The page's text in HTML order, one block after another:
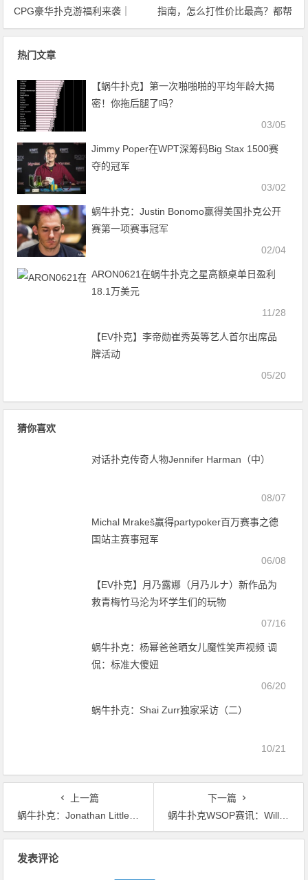
CPG豪华扑克游福利来袭｜
WSOP金手链免费赛天天开打！
指南，怎么打性价比最高？都帮
你整理好了！
热门文章
【蜗牛扑克】第一次啪啪啪的平均年龄大揭
密！你拖后腿了吗？
03/05
Jimmy Poper在WPT深筹码Big Stax 1500赛
夺的冠军
03/02
蜗牛扑克：Justin Bonomo赢得美国扑克公开
赛第一项赛事冠军
02/04
ARON0621在蜗牛扑克之星高额桌单日盈利
18.1万美元
11/28
【EV扑克】李帝勋崔秀英等艺人首尔出席品
牌活动
05/20
猜你喜欢
对话扑克传奇人物Jennifer Harman（中）
08/07
Michal Mrakeš赢得partypoker百万赛事之德
国站主赛事冠军
06/08
【EV扑克】月乃露娜（月乃ルナ）新作品为
救青梅竹马沦为坏学生们的玩物
07/16
蜗牛扑克：杨幂爸爸晒女儿魔性笑声视频 调
侃：标准大傻妞
06/20
蜗牛扑克：Shai Zurr独家采访（二）
10/21
上一篇
蜗牛扑克：Jonathan Little谈大盲前注比赛形式
下一篇
蜗牛扑克WSOP赛讯：William Reymond夺得首个线上金手镯锦标赛冠军
发表评论